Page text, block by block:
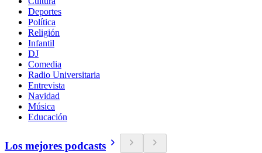
Deportes
Política
Religión
Infantil
DJ
Comedia
Radio Universitaria
Entrevista
Navidad
Música
Educación
Los mejores podcasts